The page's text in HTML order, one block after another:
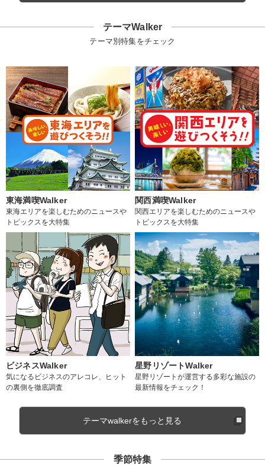
テーマWalker
テーマ別特集をチェック
東海満喫Walker
東海エリアを楽しむためのニュースや
トピックスを大特集
関西満喫Walker
関西エリアを楽しむためのニュースや
トピックスを大特集
ビジネスWalker
気になるビジネスのアレコレ、ヒット
の裏側を徹底調査
星野リゾートWalker
星野リゾートが運営する多彩な施設の
最新情報をチェック！
テーマwalkerをもっと見る
季節特集